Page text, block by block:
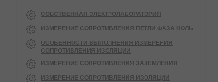
СОБСТВЕННАЯ ЭЛЕКТРОЛАБОРАТОРИЯ
ИЗМЕРЕНИЕ СОПРОТИВЛЕНИЯ ПЕТЛИ ФАЗА НОЛЬ
ОСОБЕННОСТИ ВЫПОЛНЕНИЯ ИЗМЕРЕНИЯ
СОПРОТИВЛЕНИЯ ИЗОЛЯЦИИ
ИЗМЕРЕНИЕ СОПРОТИВЛЕНИЯ ЗАЗЕМЛЕНИЯ
ИЗМЕРЕНИЕ СОПРОТИВЛЕНИЯ ИЗОЛЯЦИИ